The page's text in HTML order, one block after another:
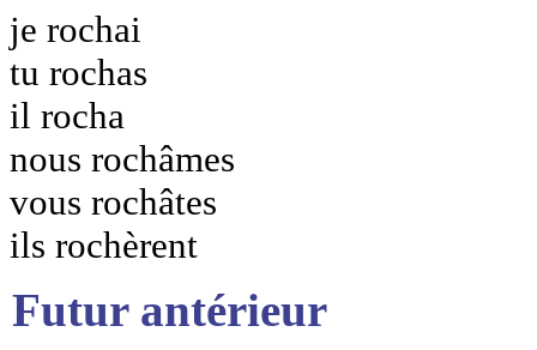
je rochai
tu rochas
il rocha
nous rochâmes
vous rochâtes
ils rochèrent
Futur antérieur